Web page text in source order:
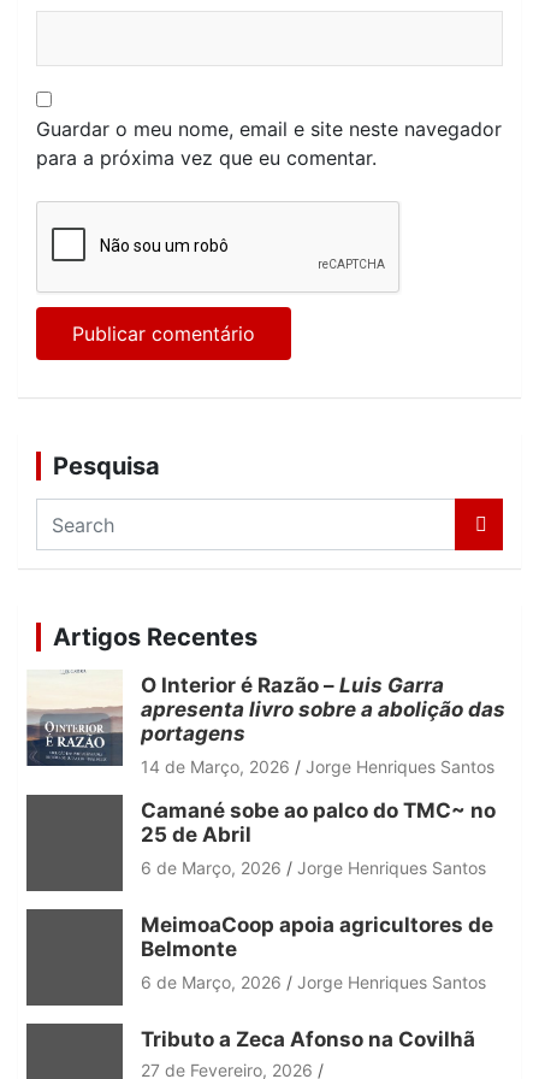
Guardar o meu nome, email e site neste navegador
para a próxima vez que eu comentar.
Pesquisa
a
c
h
Artigos Recentes
O Interior é Razão – Luis Garra
apresenta livro sobre a abolição das
portagens
14 de Março, 2026 Jorge Henriques Santos
Camané sobe ao palco do TMC~ no
25 de Abril
6 de Março, 2026 Jorge Henriques Santos
MeimoaCoop apoia agricultores de
Belmonte
6 de Março, 2026 Jorge Henriques Santos
Tributo a Zeca Afonso na Covilhã
27 de Fevereiro, 2026